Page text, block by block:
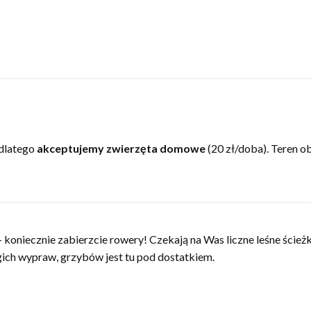
akceptujemy zwierzęta domowe(20 zł/doba). Teren
zabierzcie rowery! Czekają na Was liczne leśne
wypraw, grzybów jest tu pod dostatkiem.